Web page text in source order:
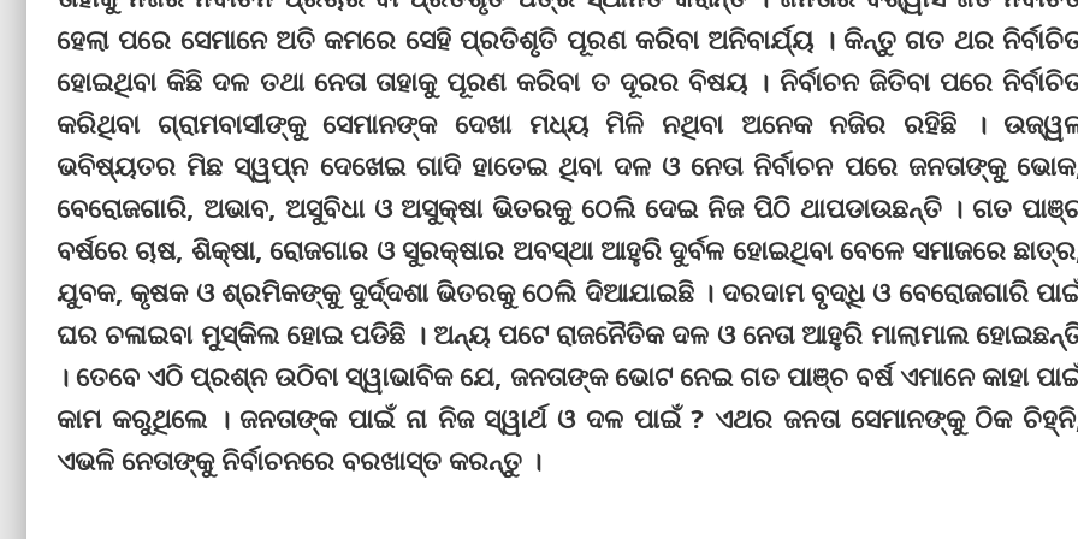
ହେଲା ପରେ ସେମାନେ ଅତି କମରେ ସେହି ପ୍ରତିଶୃତି ପୂରଣ କରିବା ଅନିବାର୍ଯ୍ୟ । କିନ୍ତୁ ଗତ ଥର
ହୋଇଥିବା କିଛି ଦଳ ତଥା ନେତା ତାହାକୁ ପୂରଣ କରିବା ତ ଦୂରର ବିଷୟ । ନିର୍ବାଚନ ଜିତିବା ପରେ
କରିଥିବା ଗ୍ରାମବାସୀଙ୍କୁ ସେମାନଙ୍କ ଦେଖା ମଧ୍ୟ ମିଳି ନଥିବା ଅନେକ ନଜିର ରହିଛି ।
ଭବିଷ୍ୟତର ମିଛ ସ୍ୱପ୍ନ ଦେଖେଇ ଗାଦି ହାତେଇ ଥିବା ଦଳ ଓ ନେତା ନିର୍ବାଚନ ପରେ ଜନତାଙ୍କୁ
ବେରୋଜଗାରି, ଅଭାବ, ଅସୁବିଧା ଓ ଅସୁକ୍ଷା ଭିତରକୁ ଠେଲି ଦେଇ ନିଜ ପିଠି ଥାପଡାଉଛନ୍ତି । ଗତ
ବର୍ଷରେ ଚାଷ, ଶିକ୍ଷା, ରୋଜଗାର ଓ ସୁରକ୍ଷାର ଅବସ୍ଥା ଆହୁରି ଦୁର୍ବଳ ହୋଇଥିବା ବେଳେ ସମାଜରେ
ଯୁବକ, କୃଷକ ଓ ଶ୍ରମିକଙ୍କୁ ଦୁର୍ଦ୍ଦଶା ଭିତରକୁ ଠେଲି ଦିଆଯାଇଛି । ଦରଦାମ ବୃଦ୍ଧି ଓ ବେରୋଜଗାରି
ଘର ଚଳାଇବା ମୁସ୍କିଲ ହୋଇ ପଡିଛି । ଅନ୍ୟ ପଟେ ରାଜନୈତିକ ଦଳ ଓ ନେତା ଆହୁରି ମାଲାମାଲ
। ତେବେ ଏଠି ପ୍ରଶ୍ନ ଉଠିବା ସ୍ୱାଭାବିକ ଯେ, ଜନତାଙ୍କ ଭୋଟ ନେଇ ଗତ ପାଞ୍ଚ ବର୍ଷ ଏମାନେ କାହା
କାମ କରୁଥିଲେ । ଜନତାଙ୍କ ପାଇଁ ନା ନିଜ ସ୍ୱାର୍ଥ ଓ ଦଳ ପାଇଁ ? ଏଥର ଜନତା ସେମାନଙ୍କୁ ଠିକ
ଏଭଳି ନେତାଙ୍କୁ ନିର୍ବାଚନରେ ବରଖାସ୍ତ କରନ୍ତୁ ।